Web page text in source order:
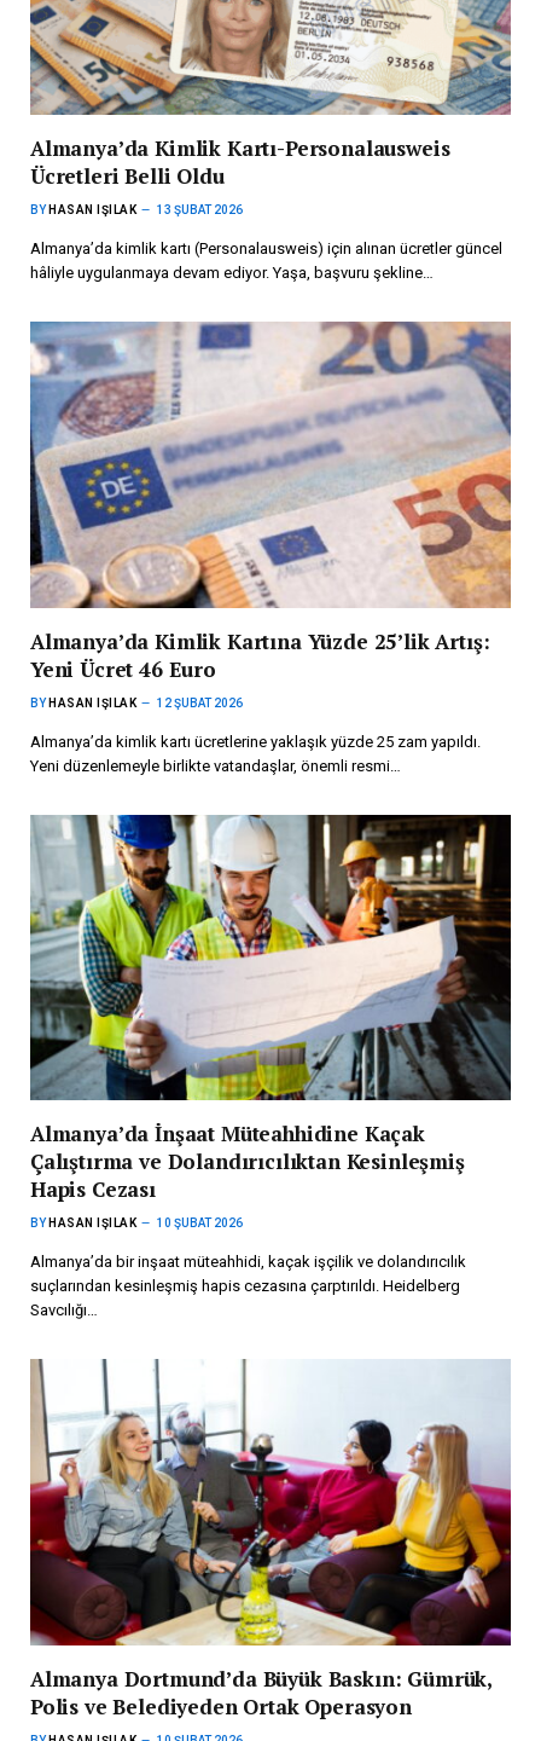
Almanya’da Kimlik Kartı-Personalausweis
Ücretleri Belli Oldu
BY HASAN IŞILAK 13 ŞUBAT 2026
Almanya’da kimlik kartı (Personalausweis) için alınan ücretler güncel
hâliyle uygulanmaya devam ediyor. Yaşa, başvuru şekline…
Almanya’da Kimlik Kartına Yüzde 25’lik Artış:
Yeni Ücret 46 Euro
BY HASAN IŞILAK 12 ŞUBAT 2026
Almanya’da kimlik kartı ücretlerine yaklaşık yüzde 25 zam yapıldı.
Yeni düzenlemeyle birlikte vatandaşlar, önemli resmi…
Almanya’da İnşaat Müteahhidine Kaçak
Çalıştırma ve Dolandırıcılıktan Kesinleşmiş
Hapis Cezası
BY HASAN IŞILAK 10 ŞUBAT 2026
Almanya’da bir inşaat müteahhidi, kaçak işçilik ve dolandırıcılık
suçlarından kesinleşmiş hapis cezasına çarptırıldı. Heidelberg
Savcılığı…
Almanya Dortmund’da Büyük Baskın: Gümrük,
Polis ve Belediyeden Ortak Operasyon